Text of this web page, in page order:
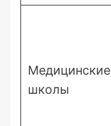
Медицинские
школы